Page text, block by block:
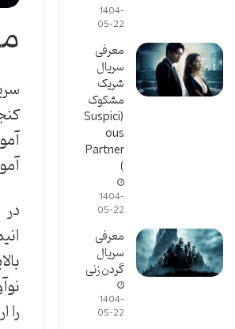
1404-
05-22
معرفی
سریال
شریک
مشکوک
(Suspici
ous
Partner
)
1404-
05-22
معرفی
سریال
گردن زنی
1404-
05-22